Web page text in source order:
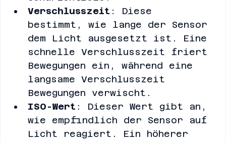
Schärfentiefe.
Verschlusszeit
: Diese
bestimmt, wie lange der Sensor
dem Licht ausgesetzt ist. Eine
schnelle Verschlusszeit friert
Bewegungen ein, während eine
langsame Verschlusszeit
Bewegungen verwischt.
ISO-Wert: Dieser Wert gibt an,
wie empfindlich der Sensor auf